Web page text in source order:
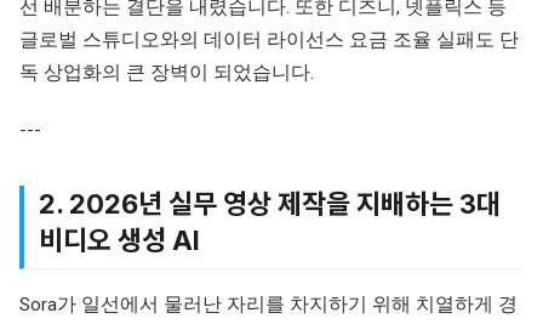
선 배분하는 결단을 내렸습니다. 또한 디즈니, 넷플릭스 등
글로벌 스튜디오와의 데이터 라이선스 요금 조율 실패도 단
독 상업화의 큰 장벽이 되었습니다.
---
2. 2026년 실무 영상 제작을 지배하는 3대
비디오 생성 AI
Sora가 일선에서 물러난 자리를 차지하기 위해 치열하게 경